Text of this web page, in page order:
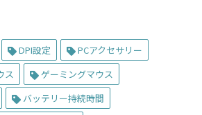
DPI設定
PCアクセサリー
ス
ゲーミングマウス
バッテリー持続時間